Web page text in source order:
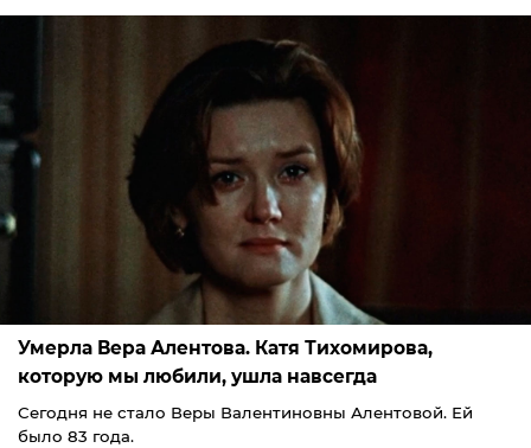
Умерла Вера Алентова. Катя Тихомирова,
которую мы любили, ушла навсегда
Сегодня не стало Веры Валентиновны Алентовой. Ей
было 83 года.